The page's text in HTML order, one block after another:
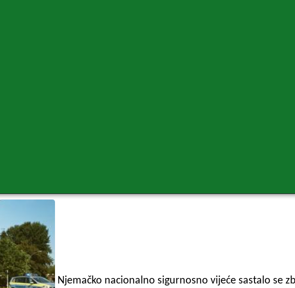
Njemačko nacionalno sigurnosno vijeće sastalo se